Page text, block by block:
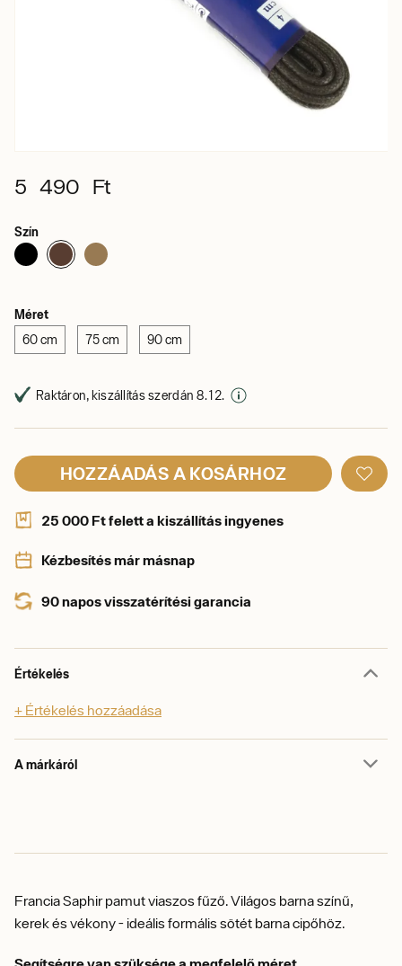
5 490 Ft
Szín
Méret
60 cm 75 cm 90 cm
Raktáron, kiszállítás szerdán 8. 12.
HOZZÁADÁS A KOSÁRHOZ
25 000 Ft felett a kiszállítás ingyenes
Kézbesítés már másnap
90 napos visszatérítési garancia
Értékelés
+ Értékelés hozzáadása
A márkáról
Francia Saphir pamut viaszos fűző.Világos barna színű,
kerek és vékony - ideális formális sötét barna cipőhöz.